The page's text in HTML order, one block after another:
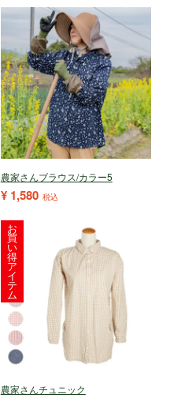
農家さんブラウス/カラー5
¥ 1,580 税込
お
買
い
得
ア
イ
テ
ム
農家さんチュニック